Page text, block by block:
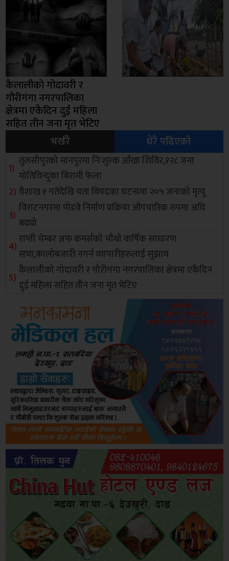
कैलालीको गोदावरी र
गौरीगंगा नगरपालिका
क्षेत्रमा एकैदिन दुई महिला
सहित तीन जना मृत भेटिए
भर्खरै
धेरै पढिएको
तुलसीपुरको मानपुरमा निःशुल्क आँखा शिविर,१२८ जना
मोतिविन्दुका बिरामी फेला
वैशाख १ गतेदेखि यता विपदका घटनामा २०५ जनाको मृत्यु
विराटनगरमा पोडवे निर्माण प्रक्रिया औपचारिक रुपमा अघि
बढ्यो
राप्ती चेम्बर अफ कमर्सको चाैथो वार्षिक साधारण
सभा,कालोबजारी नगर्न व्यापारीहरुलाई सुझाव
कैलालीको गोदावरी र गौरीगंगा नगरपालिका क्षेत्रमा एकैदिन
दुई महिला सहित तीन जना मृत भेटिए